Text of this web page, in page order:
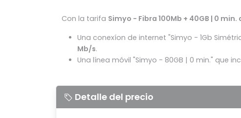
Con la tarifa Simyo - Fibra 100Mb + 40GB | 0 min.
Una conexíon de internet "Simyo - 1Gb
Mb/s.
Una línea móvil "Simyo - 80GB | 0 min." que
Detalle del precio